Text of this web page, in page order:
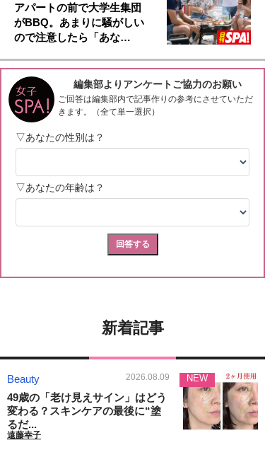
アパートの前で大学生集団
がBBQ。あまりに騒がしい
ので注意したら「あな…
新着記事
Beauty 2026.08.09
49歳の「老け見えサイン」はどう
変わる？スキンケアの最後に“塗
るだ...
遠藤幸子
NEW